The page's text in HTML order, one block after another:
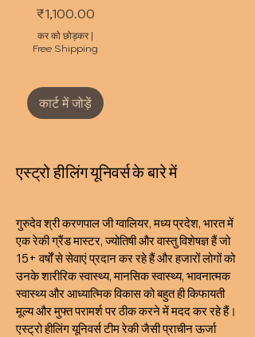
मूल्य
₹1,100.00
कर को छोड़कर|
Free Shipping
कार्ट में जोड़ें
एस्ट्रो हीलिंग यूनिवर्स के बारे में
गुरुदेव श्री करणपाल जी ग्वालियर, मध्य प्रदेश, भारत में
एक रेकी ग्रैंड मास्टर, ज्योतिषी और वास्तु विशेषज्ञ हैं जो
15+ वर्षों से सेवाएं प्रदान कर रहे हैं और हजारों लोगों को
उनके शारीरिक स्वास्थ्य, मानसिक स्वास्थ्य, भावनात्मक
स्वास्थ्य और आध्यात्मिक विकास को बहुत ही किफायती
मूल्य और मुफ्त परामर्श पर ठीक करने में मदद कर रहे हैं।
एस्ट्रो हीलिंग यूनिवर्स टीम रेकी जैसी प्राचीन ऊर्जा